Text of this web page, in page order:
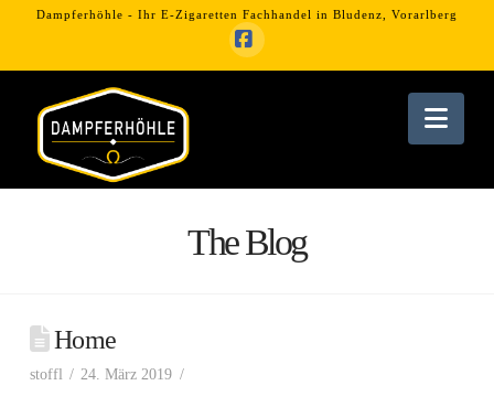
Dampferhöhle - Ihr E-Zigaretten Fachhandel in Bludenz, Vorarlberg
Facebook
Dampferhöhle
Ihr
Fachhandel
The Blog
Home
stoffl 24. März 2019